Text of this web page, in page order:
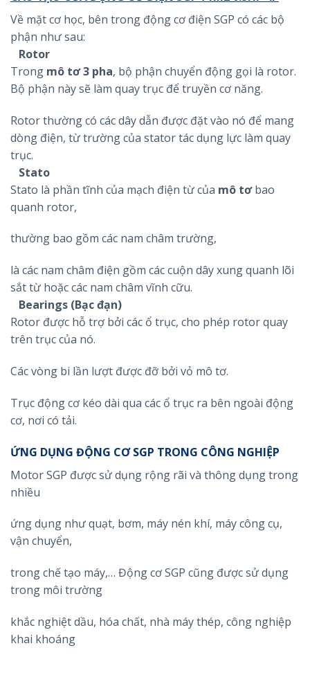
Về mặt cơ học, bên trong động cơ điện SGP có các bộ
phận như sau:
Rotor
Trong mô tơ 3 pha, bộ phận chuyển động gọi là rotor.
Bộ phận này sẽ làm quay trục để truyền cơ năng.
Rotor thường có các dây dẫn được đặt vào nó để mang
dòng điện, từ trường của stator tác dụng lực làm quay
trục.
Stato
Stato là phần tĩnh của mạch điện từ của mô tơbao
quanh rotor,
thường bao gồm các nam châm trường,
là các nam châm điện gồm các cuộn dây xung quanh lõi
sắt từ hoặc các nam châm vĩnh cữu.
Bearings (Bạc đạn)
Rotor được hỗ trợ bởi các ổ trục, cho phép rotor quay
trên trục của nó.
Các vòng bi lần lượt được đỡ bởi vỏ mô tơ.
Trục động cơ kéo dài qua các ổ trục ra bên ngoài động
cơ, nơi có tải.
ỨNG DỤNG ĐỘNG CƠ SGP TRONG CÔNG NGHIỆP
Motor SGP được sử dụng rộng rãi và thông dụng trong
nhiều
ứng dụng như quạt, bơm, máy nén khí, máy công cụ,
vận chuyển,
trong chế tạo máy,… Động cơ SGP cũng được sử dụng
trong môi trường
khắc nghiệt dầu, hóa chất, nhà máy thép, công nghiệp
khai khoáng